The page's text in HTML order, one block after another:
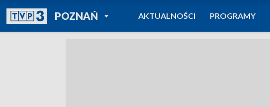
POZNAŃPOWRÓT DO
TVP REGIONY
AKTUALNOŚCI PROGRAMY